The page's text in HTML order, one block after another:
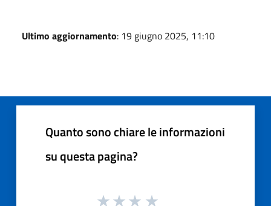
Ultimo aggiornamento: 19 giugno 2025, 11:10
Quanto sono chiare le informazioni
su questa pagina?